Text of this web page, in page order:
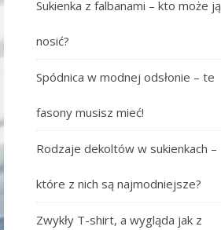
Sukienka z falbanami – kto może ją
nosić?
Spódnica w modnej odsłonie – te
fasony musisz mieć!
Rodzaje dekoltów w sukienkach –
które z nich są najmodniejsze?
Zwykły T-shirt, a wygląda jak z